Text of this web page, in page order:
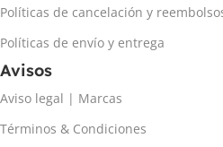
Políticas de cancelación y
Políticas de envío y entrega
Avisos
Aviso legal | Marcas
Términos & Condiciones